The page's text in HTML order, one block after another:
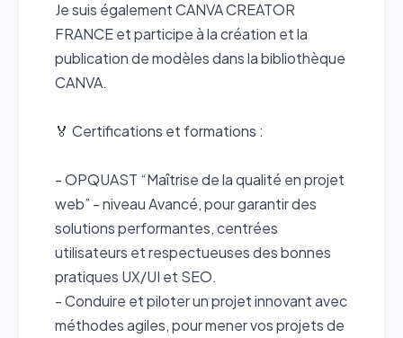
Je suis également CANVA CREATOR
FRANCE et participe à la création et la
publication de modèles dans la bibliothèque
CANVA.
🏅 Certifications et formations :
- OPQUAST “Maîtrise de la qualité en projet
web” - niveau Avancé, pour garantir des
solutions performantes, centrées
utilisateurs et respectueuses des bonnes
pratiques UX/UI et SEO.
- Conduire et piloter un projet innovant avec
méthodes agiles, pour mener vos projets de